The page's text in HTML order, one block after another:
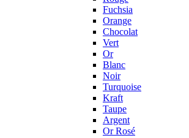
Fuchsia
Orange
Chocolat
Vert
Or
Blanc
Noir
Turquoise
Kraft
Taupe
Argent
Or Rosé